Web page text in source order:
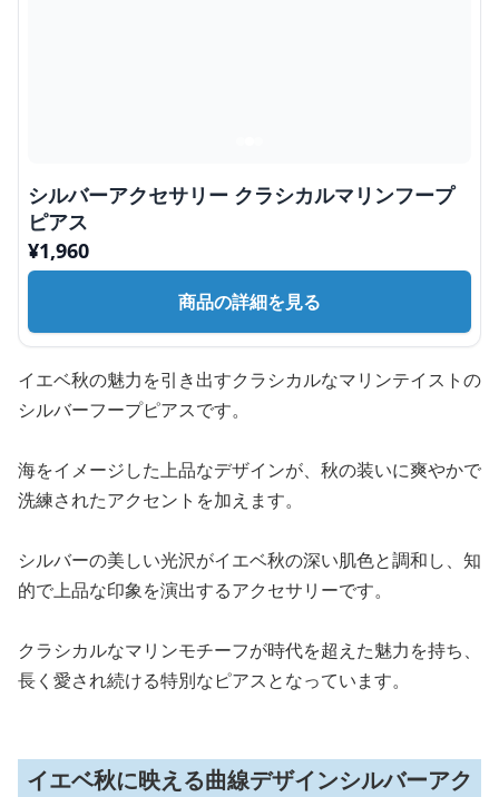
シルバーアクセサリー クラシカルマリンフープ
ピアス
¥1,960
商品の詳細を見る
イエベ秋の魅力を引き出すクラシカルなマリンテイストの
シルバーフープピアスです。
海をイメージした上品なデザインが、秋の装いに爽やかで
洗練されたアクセントを加えます。
シルバーの美しい光沢がイエベ秋の深い肌色と調和し、知
的で上品な印象を演出するアクセサリーです。
クラシカルなマリンモチーフが時代を超えた魅力を持ち、
長く愛され続ける特別なピアスとなっています。
イエベ秋に映える曲線デザインシルバーアク